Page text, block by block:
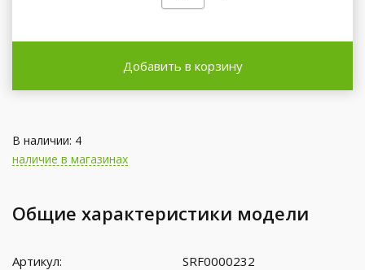
Добавить в корзину
В наличии: 4
наличие в магазинах
Общие характеристики модели
Артикул:
SRF0000232